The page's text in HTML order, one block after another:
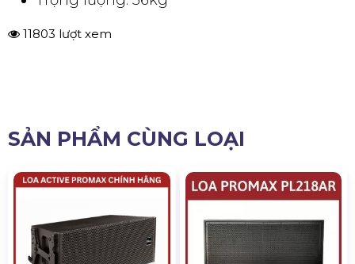
11803 lượt xem
SẢN PHẨM CÙNG LOẠI